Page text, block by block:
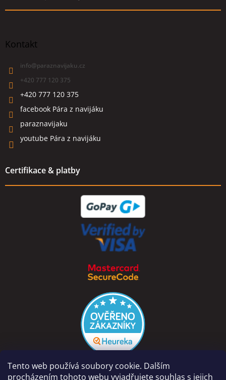
Tento web používá soubory cookie. Dalším
procházením tohoto webu vyjadřujete souhlas s jejich
Kontakt
info@paraznavijaku.cz
+420 777 120 375
+420 777 120 375
facebook Pára z navijáku
paraznavijaku
youtube Pára z navijáku
Certifikace & platby